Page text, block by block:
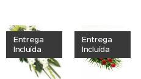
Entrega
Incluída
Entrega
Incluída